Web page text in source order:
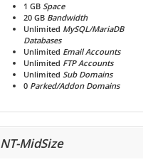
1 GB Space
20 GB Bandwidth
Unlimited MySQL/MariaDB
Databases
Unlimited Email Accounts
Unlimited FTP Accounts
Unlimited Sub Domains
0 Parked/Addon Domains
NT-MidSize